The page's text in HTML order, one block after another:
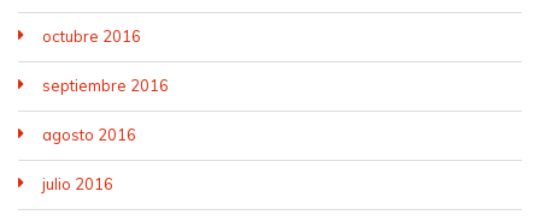
octubre 2016
septiembre 2016
agosto 2016
julio 2016